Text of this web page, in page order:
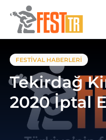
Ana içeriğe atla
FESTIVAL HABERLERI
Tekirdağ
2020 İptal